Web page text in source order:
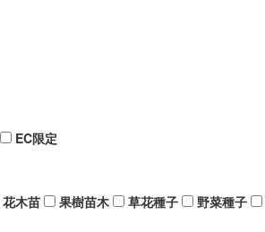
EC限定
花木苗 果樹苗木 草花種子 野菜種子